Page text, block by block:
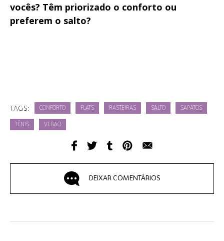
vocês? Têm priorizado o conforto ou
preferem o salto?
TAGS: CONFORTO FLATS RASTEIRAS SALTO SAPATOS
TÊNIS VERÃO
DEIXAR COMENTÁRIOS